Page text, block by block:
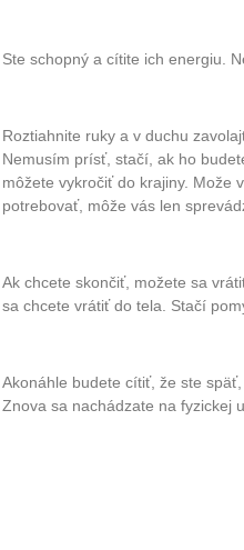
Ste schopný a cítite ich energiu.
Roztiahnite ruky a v duchu
Nemusím prísť, stačí, ak ho
môžete vykročiť do krajiny. Može
potrebovať, môže vás len
Ak chcete skončiť, možete sa
sa chcete vrátiť do tela. Stačí
Akonáhle budete cítiť, že ste
Znova sa nachádzate na fyzickej